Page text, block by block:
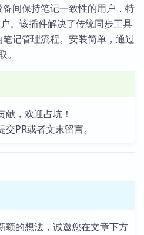
间保持笔记一致性的用户，特
。该插件解决了传统同步工具
记管理流程。安装简单，通过
，欢迎占坑！
PR或者文末留言。
颖的想法，诚邀您在文章下方